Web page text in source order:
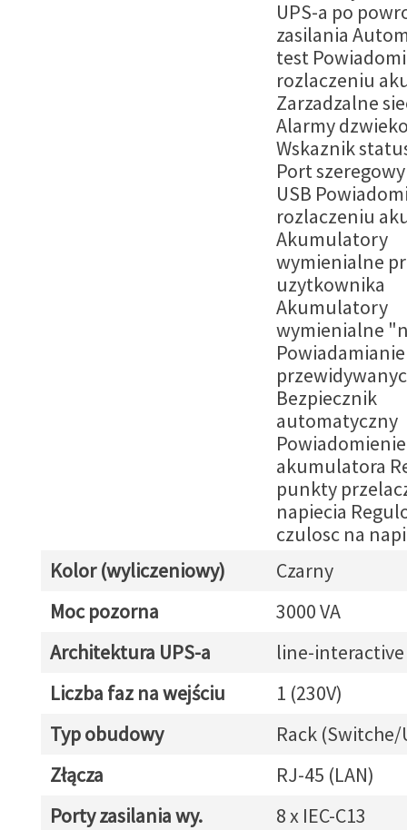
UPS-a po
zasilania
test
rozlaczeniu
Zarzadzalne
Alarmy
Wskaznik
Port
USB
rozlaczeniu
Akumulatory
wymienialne
uzytkownika
Akumulatory
wymienialne
Bezpiecznik
automatyczny
akumulatora
punkty
napiecia
czulosc na
Kolor (wyliczeniowy)
Czarny
Moc pozorna
3000 VA
Architektura UPS-a
line-interactive
Liczba faz na wejściu
1 (230V)
Typ obudowy
Rack (Switche/
Złącza
RJ-45 (LAN)
Porty zasilania wy.
8 x IEC-C13